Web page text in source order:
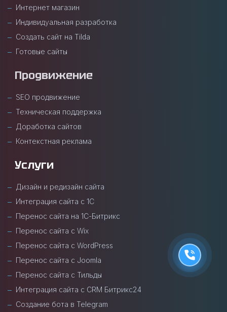
Интернет магазин
Индивидуальная разработка
Создать сайт на Tilda
Готовые сайты
Продвижение
SEO продвижение
Техническая поддержка
Доработка сайтов
Контекстная реклама
Услуги
Дизайн и редизайн сайта
Интеграция сайта с 1С
Перенос сайта на 1С-Битрикс
Перенос сайта с Wix
Перенос сайта с WordPress
Перенос сайта с Joomla
Перенос сайта с Тильды
Интеграция сайта с CRM Битрикс24
Создание бота в Telegram